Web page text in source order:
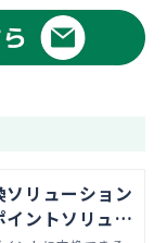
ソリューション
ントソリュー